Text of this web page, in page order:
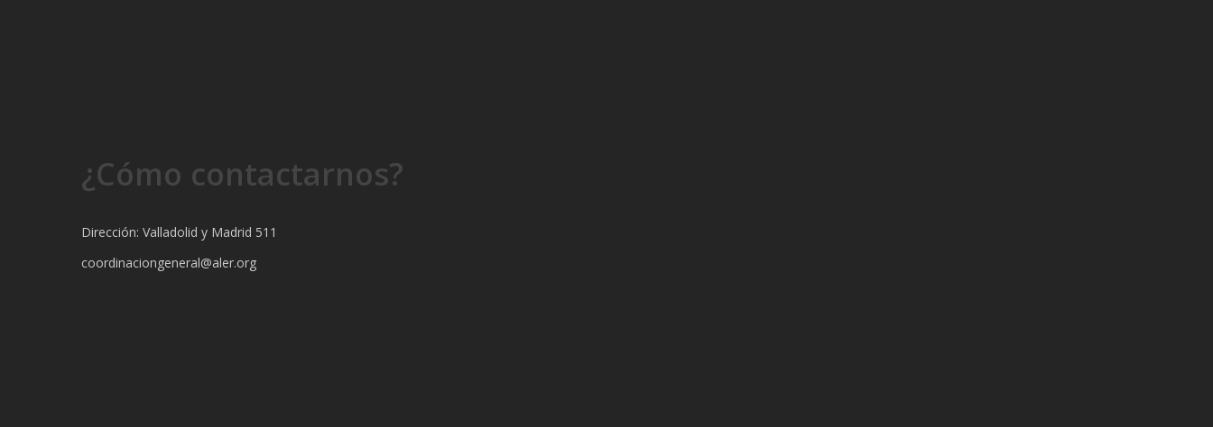
¿Cómo contactarnos?
Dirección: Valladolid y Madrid 511
coordinaciongeneral@aler.org